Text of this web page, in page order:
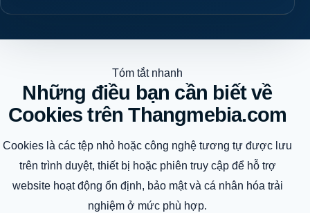
Tóm tắt nhanh
Những điều bạn cần biết về
Cookies trên Thangmebia.com
Cookies là các tệp nhỏ hoặc công nghệ tương tự được lưu
trên trình duyệt, thiết bị hoặc phiên truy cập để hỗ trợ
website hoạt động ổn định, bảo mật và cá nhân hóa trải
nghiệm ở mức phù hợp.